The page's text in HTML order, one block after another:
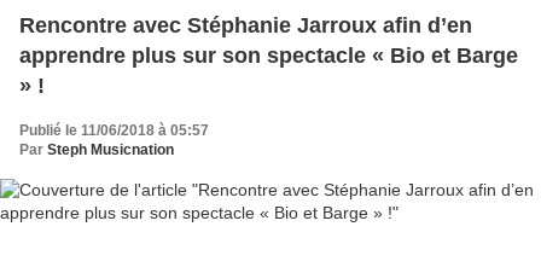
Rencontre avec Stéphanie Jarroux afin d’en
apprendre plus sur son spectacle « Bio et Barge
» !
Publié le 11/06/2018 à 05:57
Par Steph Musicnation